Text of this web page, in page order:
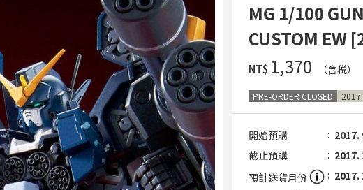
MG 1/100
CUSTOM EW
NT$ ‌1,370 （含税）
PRE-ORDER CLOSED
開始預購
2017.
截止預購
2017.
預計送貨月份
2017.